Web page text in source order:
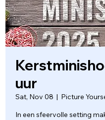
uur
Sat, Nov 08
  |
Picture
In een sfeervolle setting